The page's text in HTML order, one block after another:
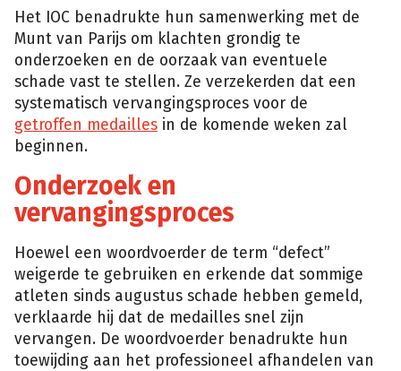
Het IOC benadrukte hun samenwerking met de
Munt van Parijs om klachten grondig te
onderzoeken en de oorzaak van eventuele
schade vast te stellen. Ze verzekerden dat een
systematisch vervangingsproces voor de
getroffen medailles in de komende weken zal
beginnen.
Onderzoek en
vervangingsproces
Hoewel een woordvoerder de term “defect”
weigerde te gebruiken en erkende dat sommige
atleten sinds augustus schade hebben gemeld,
verklaarde hij dat de medailles snel zijn
vervangen. De woordvoerder benadrukte hun
toewijding aan het professioneel afhandelen van